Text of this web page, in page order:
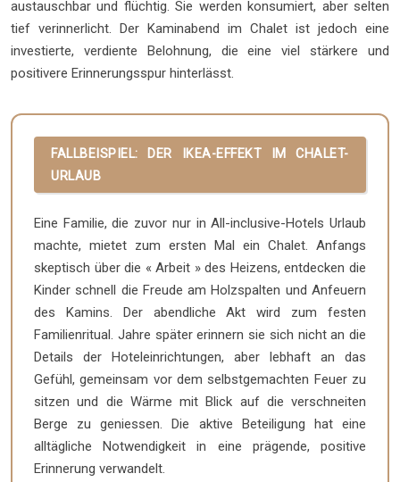
austauschbar und flüchtig. Sie werden konsumiert, aber selten
tief verinnerlicht. Der Kaminabend im Chalet ist jedoch eine
investierte, verdiente Belohnung, die eine viel stärkere und
positivere Erinnerungsspur hinterlässt.
FALLBEISPIEL: DER IKEA-EFFEKT IM CHALET-
URLAUB
Eine Familie, die zuvor nur in All-inclusive-Hotels Urlaub
machte, mietet zum ersten Mal ein Chalet. Anfangs
skeptisch über die « Arbeit » des Heizens, entdecken die
Kinder schnell die Freude am Holzspalten und Anfeuern
des Kamins. Der abendliche Akt wird zum festen
Familienritual. Jahre später erinnern sie sich nicht an die
Details der Hoteleinrichtungen, aber lebhaft an das
Gefühl, gemeinsam vor dem selbstgemachten Feuer zu
sitzen und die Wärme mit Blick auf die verschneiten
Berge zu geniessen. Die aktive Beteiligung hat eine
alltägliche Notwendigkeit in eine prägende, positive
Erinnerung verwandelt.